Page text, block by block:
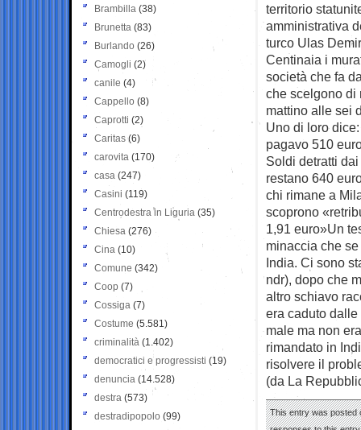
territorio
amministrativa
turco Ulas Demir
Centinaia i
società che fa
che scelgono di
mattino alle sei
Uno di loro
pagavo 510
Soldi detratti
restano 640
chi rimane a
scoprono
1,91 euro»Un
minaccia che
India. Ci sono
ndr), dopo che
altro schiavo
era caduto
male ma non
rimandato in
risolvere il
(da La
This entry was posted
Brambilla (38)
Brunetta (83)
Burlando (26)
Camogli (2)
canile (4)
Cappello (8)
Caprotti (2)
Caritas (6)
carovita (170)
casa (247)
Casini (119)
Centrodestra in Liguria (35)
Chiesa (276)
Cina (10)
Comune (342)
Coop (7)
Cossiga (7)
Costume (5.581)
criminalità (1.402)
democratici e progressisti (19)
denuncia (14.528)
destra (573)
destradipopolo (99)